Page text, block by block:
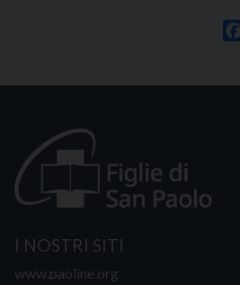
I NOSTRI SITI
www.paoline.org